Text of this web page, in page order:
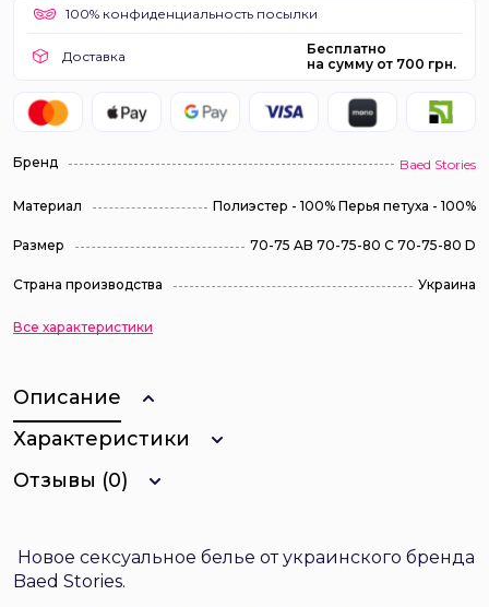
100% конфиденциальность посылки
Доставка
Бесплатно
на сумму от 700 грн.
Бренд Baed Stories
Материал Полиэстер - 100% Перья петуха - 100%
Размер 70-75 AB 70-75-80 С 70-75-80 D
Страна производства Украина
Все характеристики
Описание
Характеристики
Отзывы (0)
Новое сексуальное белье от украинского бренда
Baed Stories.